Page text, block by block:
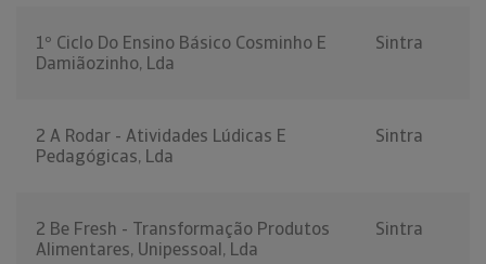
1º Ciclo Do Ensino Básico Cosminho E
Damiãozinho, Lda
Sintra
2 A Rodar - Atividades Lúdicas E
Pedagógicas, Lda
Sintra
2 Be Fresh - Transformação Produtos
Alimentares, Unipessoal, Lda
Sintra